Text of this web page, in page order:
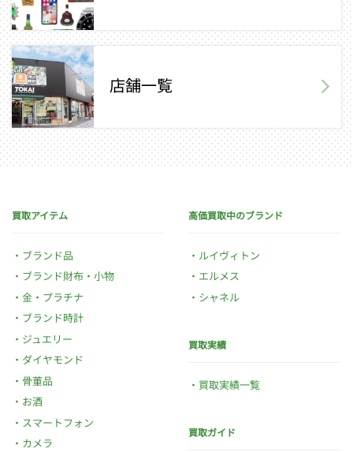
店舗一覧
買取アイテム
ブランド品
ブランド財布・小物
金・プラチナ
ブランド時計
ジュエリー
ダイヤモンド
骨董品
お酒
スマートフォン
カメラ
高価買取中のブランド
ルイヴィトン
エルメス
シャネル
買取実績
買取実績一覧
買取ガイド